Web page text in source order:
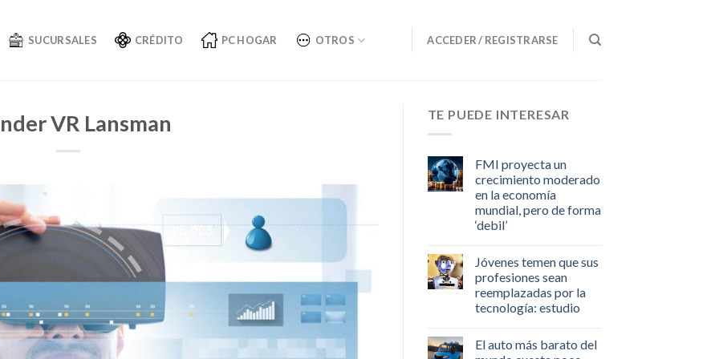
SUCURSALES CRÉDITO PC HOGAR OTROS ACCEDER / REGISTRARSE
VR Lansman TE PUEDE INTERESAR
FMI proyecta un
crecimiento moderado
en la economía
mundial, pero de forma
‘debil’
Jóvenes temen que sus
profesiones sean
reemplazadas por la
tecnología: estudio
El auto más barato del